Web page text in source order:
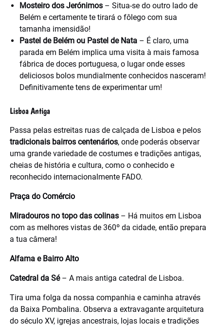
Mosteiro dos Jerónimos – Situa-se do outro lado de
Belém e certamente te tirará o fôlego com sua
tamanha imensidão!
Pastel de Belém ou Pastel de Nata – É claro, uma
parada em Belém implica uma visita à mais famosa
fábrica de doces portuguesa, o lugar onde esses
deliciosos bolos mundialmente conhecidos nasceram!
Definitivamente tens de experimentar um!
Lisboa Antiga
Passa pelas estreitas ruas de calçada de Lisboa e pelos
tradicionais bairros centenários, onde poderás observar
uma grande variedade de costumes e tradições antigas,
cheias de história e cultura, como o conhecido e
reconhecido internacionalmente FADO.
Praça do Comércio
Miradouros no topo das colinas – Há muitos em Lisboa
com as melhores vistas de 360º da cidade, então prepara
a tua câmera!
Alfama e Bairro Alto
Catedral da Sé– A mais antiga catedral de Lisboa.
Tira uma folga da nossa companhia e caminha através
da Baixa Pombalina. Observa a extravagante arquitetura
do século XV, igrejas ancestrais, lojas locais e tradições